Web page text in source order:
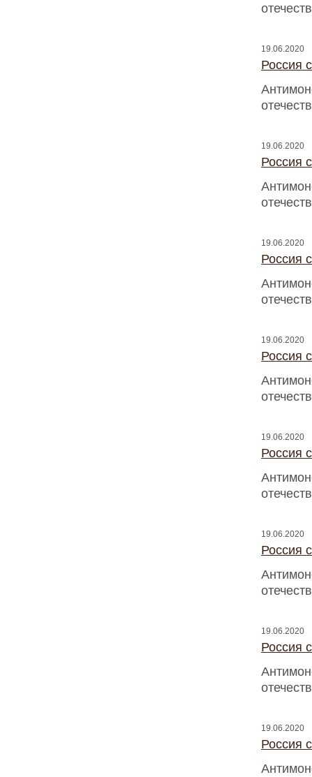
19.06.2020
Россия
19.06.2020
Россия
19.06.2020
Россия
19.06.2020
Россия
19.06.2020
Россия
19.06.2020
Россия
19.06.2020
Россия
19.06.2020
Россия